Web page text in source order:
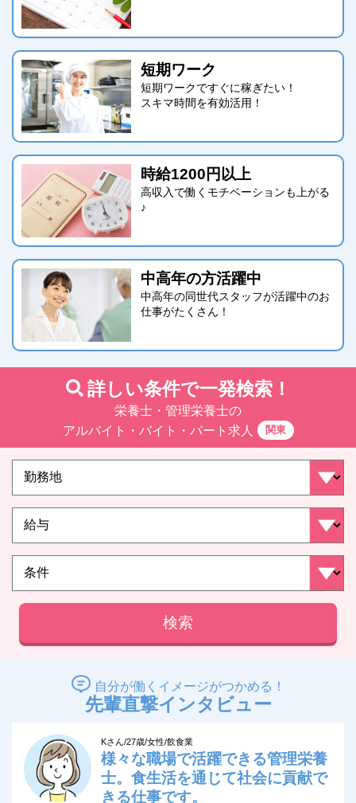
短期ワーク
短期ワークですぐに稼ぎたい！
スキマ時間を有効活用！
時給1200円以上
高収入で働くモチベーションも上がる
♪
中高年の方活躍中
中高年の同世代スタッフが活躍中のお
仕事がたくさん！
詳しい条件で一発検索！
栄養士・管理栄養士の
アルバイト・バイト・パート求人
関東
検索
自分が働くイメージがつかめる！
先輩直撃インタビュー
Kさん/27歳/女性/飲食業
様々な職場で活躍できる管理栄養
士。食生活を通じて社会に貢献で
きる仕事です。